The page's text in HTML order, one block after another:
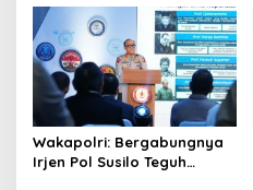
Pertamina Jabar
Wakapolri: Bergabungnya
Irjen Pol Susilo Teguh